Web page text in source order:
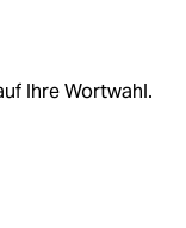
Ihre Wortwahl.